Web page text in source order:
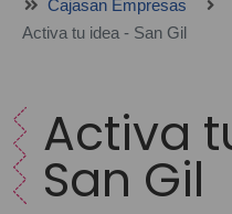
Cajasan Empresas
Activa tu idea - San Gil
Activa
San Gil